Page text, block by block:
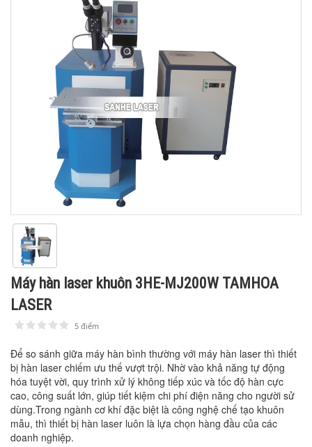
Máy hàn laser khuôn 3HE-MJ200W TAMHOA
LASER
1 2 3 4 5 5 điểm
Để so sánh giữa máy hàn bình thường với máy hàn laser thì thiết
bị hàn laser chiếm ưu thế vượt trội. Nhờ vào khả năng tự động
hóa tuyệt vời, quy trình xử lý không tiếp xúc và tốc độ hàn cực
cao, công suất lớn, giúp tiết kiệm chi phí điện năng cho người sử
dùng.Trong ngành cơ khí đặc biệt là công nghệ chế tạo khuôn
mẫu, thì thiết bị hàn laser luôn là lựa chọn hàng đầu của các
doanh nghiệp.